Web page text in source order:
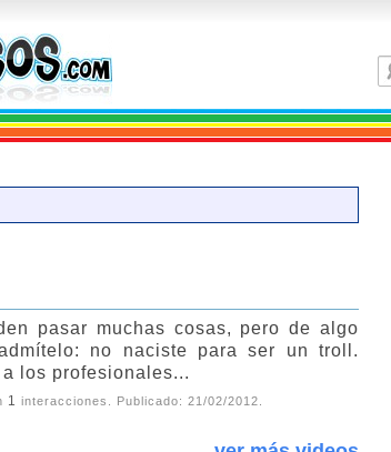
pasar muchas cosas, pero de algo
no naciste para ser un troll.
los profesionales...
1 interacciones. Publicado: 21/02/2012